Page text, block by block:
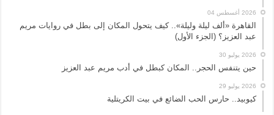
2026 أغسطس 04
القاهرة «ألف ليلة وليلة».. كيف يتحول المكان إلى بطل في روايات مريم
عبد العزيز؟ (الجزء الأول)
2026 يوليو 30
حين يتنفس الحجر.. المكان كبطل في أدب مريم عبد العزيز
2026 يوليو 29
كيوبيد.. حارس الحب الضائع في بيت الكريتلية